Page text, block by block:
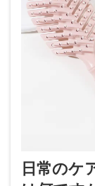
日常のケ